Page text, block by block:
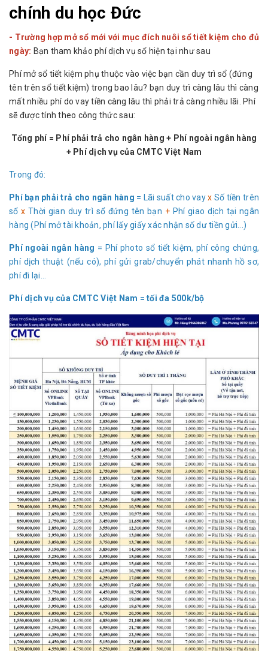
chính du học Đức
- Trường hợp mở sổ mới với mục đích nuôi sổ tiết kiệm cho đủ
ngày: Bạn tham khảo phí dịch vụ sổ hiện tại như sau
Phí mở sổ tiết kiệm phụ thuộc vào việc bạn cần duy trì sổ (đứng
tên trên sổ tiết kiệm) trong bao lâu? bạn duy trì càng lâu thì càng
mất nhiều phí do vay tiền càng lâu thì phải trả càng nhiều lãi. Phí
sẽ được tính theo công thức sau:
Tổng phí = Phí phải trả cho ngân hàng + Phí ngoài ngân hàng
+ Phí dịch vụ của CMTC Việt Nam
Trong đó:
Phí bạn phải trả cho ngân hàng = Lãi suất cho vayx Số tiền trên
sổ xThời gian duy trì sổ đứng tên bạn +Phí giao dịch tại ngân
hàng (Phí mở tài khoản, phí lấy giấy xác nhận số dư tiền gửi...)
Phí ngoài ngân hàng = Phí photo sổ tiết kiệm, phí công chứng,
phí dịch thuật (nếu có), phí gửi grab/chuyển phát nhanh hồ sơ,
phí đi lại...
Phí dịch vụ của CMTC Việt Nam = tối đa 500k/bộ